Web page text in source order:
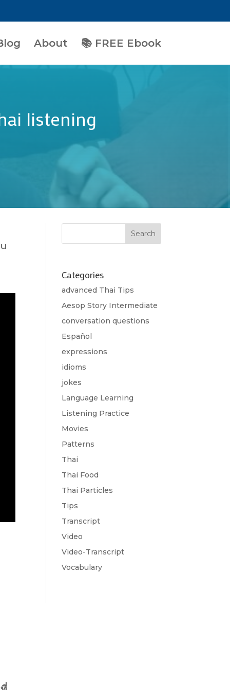
About 📚 FREE Ebook
listening
Categories
advanced Thai Tips
Aesop Story Intermediate
conversation questions
Español
expressions
idioms
jokes
Language Learning
Listening Practice
Movies
Patterns
Thai
Thai Food
Thai Particles
Tips
Transcript
Video
Video-Transcript
Vocabulary